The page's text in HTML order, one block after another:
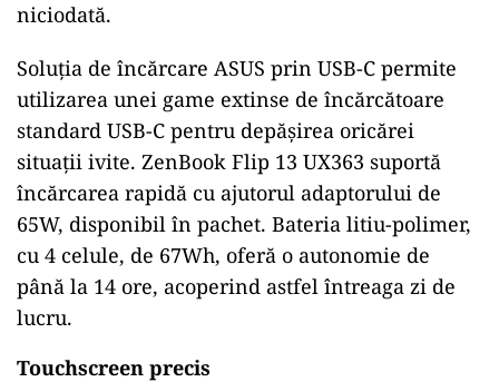
niciodată.
Soluția de încărcare ASUS prin USB-C permite
utilizarea unei game extinse de încărcătoare
standard USB-C pentru depășirea oricărei
situații ivite. ZenBook Flip 13 UX363 suportă
încărcarea rapidă cu ajutorul adaptorului de
65W, disponibil în pachet. Bateria litiu-polimer,
cu 4 celule, de 67Wh, oferă o autonomie de
până la 14 ore, acoperind astfel întreaga zi de
lucru.
Touchscreen precis